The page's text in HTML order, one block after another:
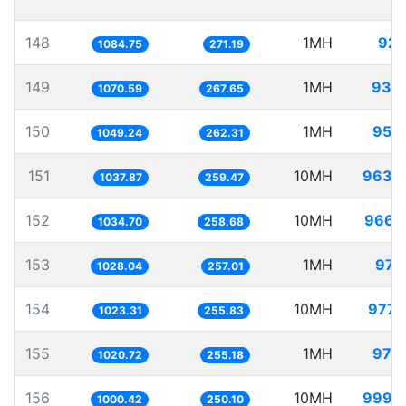
148 1084.75 271.19 1MH
149 1070.59 267.65 1MH
150 1049.24 262.31 1MH
151 1037.87 259.47 10MH
152 1034.70 258.68 10MH
153 1028.04 257.01 1MH
154 1023.31 255.83 10MH
155 1020.72 255.18 1MH
156 1000.42 250.10 10MH